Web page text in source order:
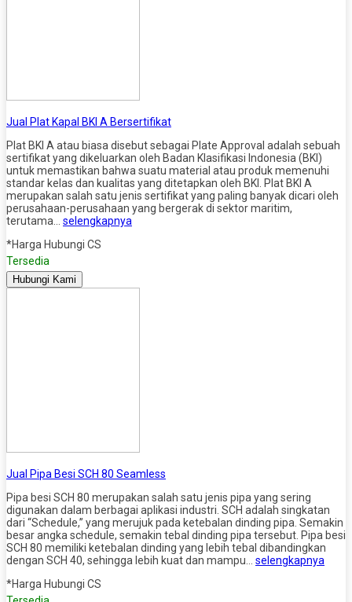
Jual Plat Kapal BKI A Bersertifikat
Plat BKI A atau biasa disebut sebagai Plate Approval adalah sebuah
sertifikat yang dikeluarkan oleh Badan Klasifikasi Indonesia (BKI)
untuk memastikan bahwa suatu material atau produk memenuhi
standar kelas dan kualitas yang ditetapkan oleh BKI. Plat BKI A
merupakan salah satu jenis sertifikat yang paling banyak dicari oleh
perusahaan-perusahaan yang bergerak di sektor maritim,
terutama… selengkapnya
*Harga Hubungi CS
Tersedia
Hubungi Kami
Jual Pipa Besi SCH 80 Seamless
Pipa besi SCH 80 merupakan salah satu jenis pipa yang sering
digunakan dalam berbagai aplikasi industri. SCH adalah singkatan
dari “Schedule,” yang merujuk pada ketebalan dinding pipa. Semakin
besar angka schedule, semakin tebal dinding pipa tersebut. Pipa besi
SCH 80 memiliki ketebalan dinding yang lebih tebal dibandingkan
dengan SCH 40, sehingga lebih kuat dan mampu… selengkapnya
*Harga Hubungi CS